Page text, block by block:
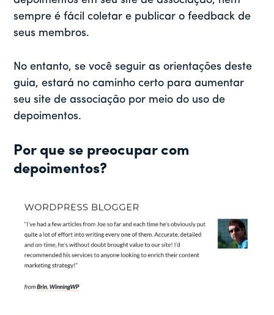
sempre é fácil coletar e publicar o feedback de
seus membros.
No entanto, se você seguir as orientações deste
guia, estará no caminho certo para aumentar
seu site de associação por meio do uso de
depoimentos.
Por que se preocupar com
depoimentos?